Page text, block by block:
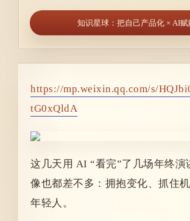
知识星球：把自己产品化 × AI赋
https://mp.weixin.qq.com/s/
tG0xQldA
这几天用 AI “看完”了几场年终演
像也都差不多：拥抱变化、抓住
年轻人。